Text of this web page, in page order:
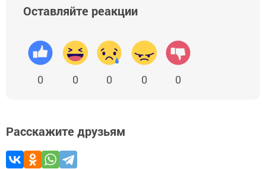
Оставляйте реакции
0 0 0 0 0
Расскажите друзьям